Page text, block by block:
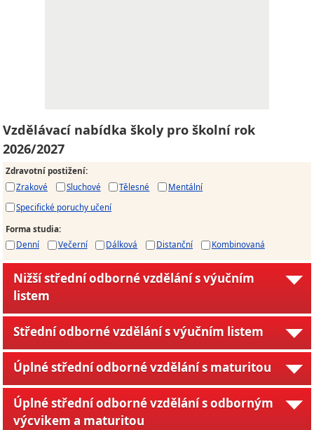
Vzdělávací nabídka školy pro školní rok
2026/2027
Zdravotní postižení:
Zrakové
Sluchové Tělesné
Mentální
Specifické poruchy učení
Forma studia:
Denní
Večerní Dálková Distanční Kombinovaná
Nižší střední odborné vzdělání s výučním
listem
Střední odborné vzdělání s výučním listem
Úplné střední odborné vzdělání s maturitou
Úplné střední odborné vzdělání s odborným
výcvikem a maturitou